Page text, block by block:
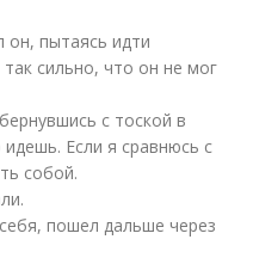
он, пытаясь идти
сильно, что он не мог
с тоской в
Если я сравнюсь с
собой.
пошел дальше через